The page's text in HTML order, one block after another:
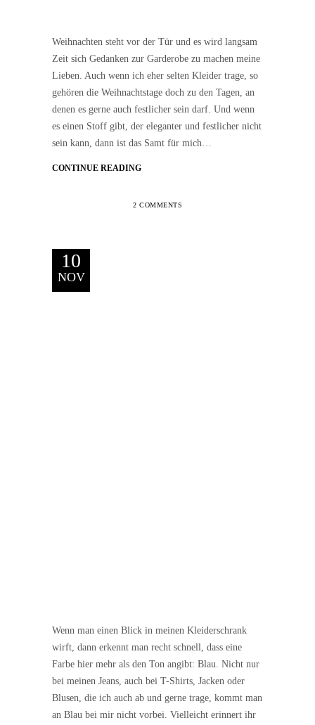
Weihnachten steht vor der Tür und es wird langsam
Zeit sich Gedanken zur Garderobe zu machen meine
Lieben. Auch wenn ich eher selten Kleider trage, so
gehören die Weihnachtstage doch zu den Tagen, an
denen es gerne auch festlicher sein darf. Und wenn
es einen Stoff gibt, der eleganter und festlicher nicht
sein kann, dann ist das Samt für mich…
CONTINUE READING
2 COMMENTS
10
NOV
Wenn man einen Blick in meinen Kleiderschrank
wirft, dann erkennt man recht schnell, dass eine
Farbe hier mehr als den Ton angibt: Blau. Nicht nur
bei meinen Jeans, auch bei T-Shirts, Jacken oder
Blusen, die ich auch ab und gerne trage, kommt man
an Blau bei mir nicht vorbei. Vielleicht erinnert ihr